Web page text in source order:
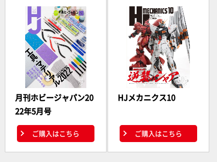
月刊ホビージャパン20
22年5月号
ご購入はこちら
HJメカニクス10
ご購入はこちら